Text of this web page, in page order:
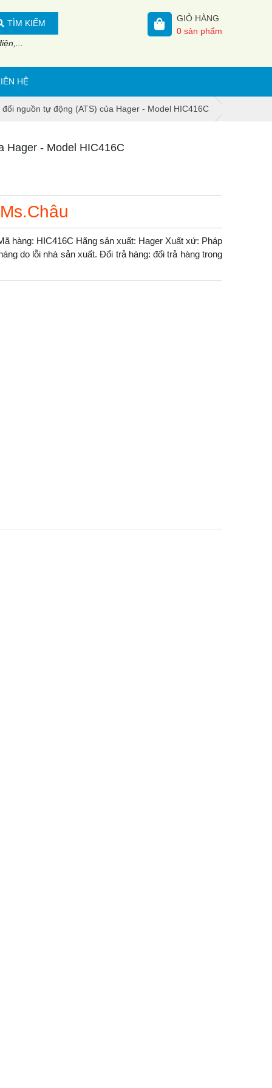
TÌM KIẾM
GIỎ HÀNG
0 sản phẩm
HỆ
đổi nguồn tự động (ATS) của Hager - Model HIC416C
Hager - Model HIC416C
hàng: HIC416C Hãng sản xuất: Hager Xuất xứ: Pháp
do lỗi nhà sản xuất. Đổi trả hàng: đổi trả hàng trong